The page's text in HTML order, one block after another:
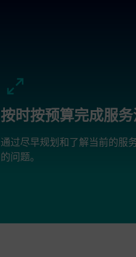
按时按预算完成服
通过尽早规划和了解当前的服
的问题。